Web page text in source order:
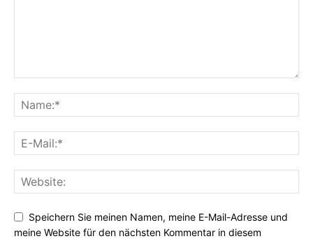
Speichern Sie meinen Namen, meine E-Mail-Adresse und
meine Website für den nächsten Kommentar in diesem